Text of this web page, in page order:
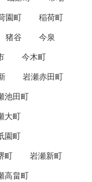
園町
稲荷町
猪谷
今泉
今木町
岩瀬赤田町
池田町
大町
園町
町
岩瀬新町
高畠町